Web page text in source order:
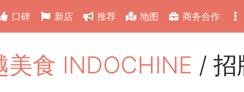
口碑 新店 推荐 地图 商务合作
美食 INDOCHINE / 招